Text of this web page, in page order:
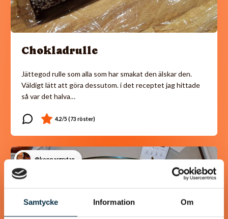
Samtycke Information Om
Chokladrulle
Jättegod rulle som alla som har smakat den älskar den.
Väldigt lätt att göra dessutom. i det receptet jag hittade
så var det halva…
@koppargrytan